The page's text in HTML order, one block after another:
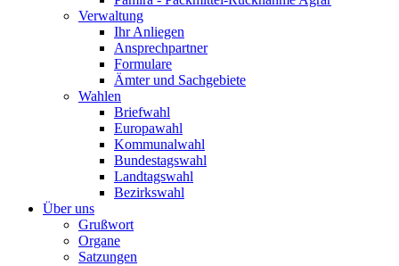
Verwaltung
Ihr Anliegen
Ansprechpartner
Formulare
Ämter und Sachgebiete
Wahlen
Briefwahl
Europawahl
Kommunalwahl
Bundestagswahl
Landtagswahl
Bezirkswahl
Über uns
Grußwort
Organe
Satzungen